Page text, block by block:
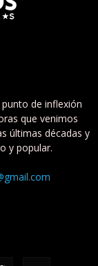
de inflexión
que venimos
últimas décadas y
y popular.